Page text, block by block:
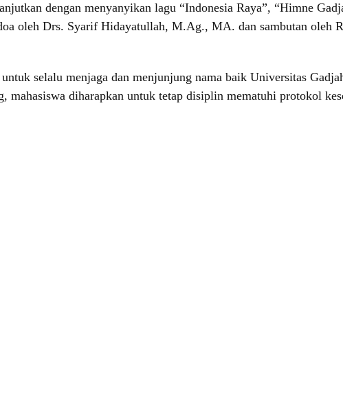
dengan menyanyikan lagu “Indonesia Raya”, “Himne
oleh Drs. Syarif Hidayatullah, M.Ag., MA. dan sambutan
selalu menjaga dan menjunjung nama baik Universitas
diharapkan untuk tetap disiplin mematuhi protokol